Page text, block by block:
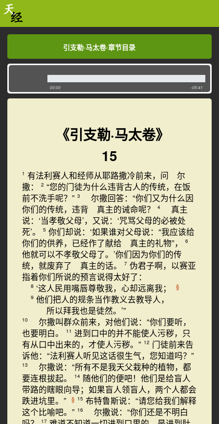
引支勒·马太卷·章节目录
引支勒·马太卷·章节目录
00:00 -05:41
《引支勒·马太卷》
15
1 有法利赛人和经师从耶路撒冷前来，问 尔
撒：
2 “您的门徒为什么违背古人的传统，在饭
前不洗手呢？” 3
尔撒回答：“你们又为什么因
你们的传统，违背 真主的诫命呢？
4
真主
说：‘当孝敬父母’，又说：‘咒骂父母的必被处
死’。
5 你们却说：‘如果谁对父母说：“我应该给
你们的供养，已经作了献给 真主的礼物”，
6
他就可以不孝敬父母了。’你们因为你们的传
统，就废弃了 真主的话。
7 伪君子啊，以赛亚
指着你们所说的预言说得太好了：
8 ‘这人民用嘴唇尊敬我，心却远离我； §
9 他们把人的规条当作教义去教导人，
所以拜我也是徒然。’”
10
尔撒叫群众前来，对他们说：“你们要听，
也要明白。
11 进到口中的并不能使人污秽，只
有从口中出来的，才使人污秽。” 12 门徒前来告
诉他：“法利赛人听见这话很生气，您知道吗？”
13
尔撒说：“所有不是我天父栽种的植物，都
要连根拔起。
14 随他们的便吧！他们是给盲人
带路的瞎眼向导；如果盲人领盲人，两个人都会
跌进坑里。”
§ 15 布特鲁斯说：“请您给我们解释
这个比喻吧。” 16
尔撒说：“你们还是不明白
17